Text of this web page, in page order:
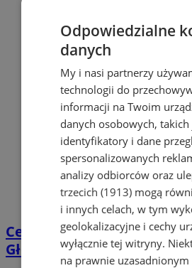
Centrum przesiadkowe
Głównym w Orzeszu?
Odpowiedzialne
danych
My i nasi partnerzy
technologii do
informacji na Twoim
danych osobowych,
identyfikatory i dane
spersonalizowanych
analizy odbiorców oraz
trzecich (1913)mogą
i innych celach, w tym
geolokalizacyjne i cechy
wyłącznie tej witryny.
na prawnie